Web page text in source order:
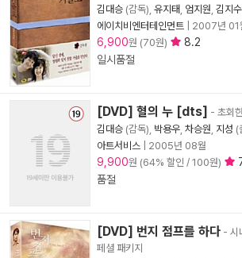
김대승 (감독), 유지태 엄지원 김지수
에이치비엔터테인먼트
2007년 01
6,900원 (70원)
8.2
일시품절
[DVD] 혈의 누 [dts] - 초회
김대승 (감독), 박용우 차승원 지성 (
아트서비스
2005년 08월
9,900원 (64% 할인 / 100원)
품절
[DVD] 번지 점프를 하다 - 시
페셜 패키지